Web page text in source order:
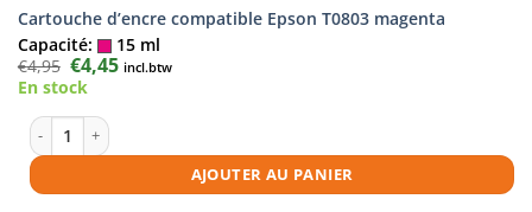
Cartouche d’encre compatible Epson T0803 magenta
Capacité:
15 ml
€4,95 Le
prix
initial
€4,95.
€4,45Le
prix
incl.btw
En stock
quantité de Cartouche d'encre compatible Epson T0803 magenta
AJOUTER AU PANIER